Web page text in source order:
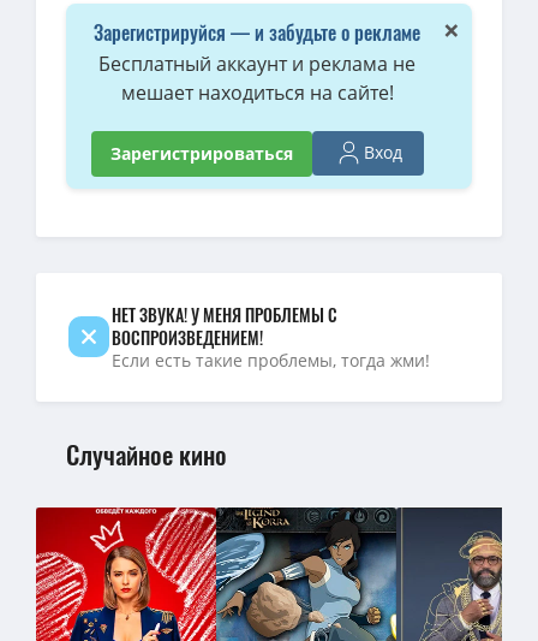
×
Зарегистрируйся — и забудьте о рекламе
Бесплатный аккаунт и реклама не
мешает находиться на сайте!
Зарегистрироваться Вход
НЕТ ЗВУКА! У МЕНЯ ПРОБЛЕМЫ С
ВОСПРОИЗВЕДЕНИЕМ!
Если есть такие проблемы, тогда жми!
Случайное кино